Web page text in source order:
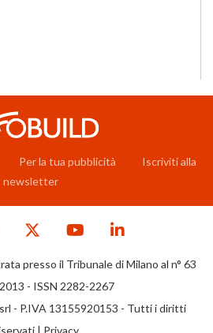
Per la tua pubblicità
Iscriviti alla
newsletter
presso il Tribunale di Milano al n° 63
- ISSN 2282-2267
- P.IVA 13155920153 - Tutti i diritti
| Privacy